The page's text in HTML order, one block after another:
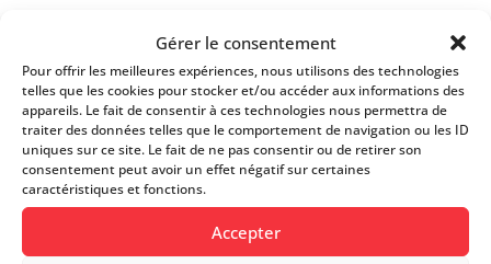
Gérer le consentement
Pour offrir les meilleures expériences, nous utilisons des technologies
telles que les cookies pour stocker et/ou accéder aux informations des
appareils. Le fait de consentir à ces technologies nous permettra de
traiter des données telles que le comportement de navigation ou les ID
uniques sur ce site. Le fait de ne pas consentir ou de retirer son
consentement peut avoir un effet négatif sur certaines
caractéristiques et fonctions.
Accepter
la mode afin de vous offrir une expérience
shopping inoubliable.
FICHE D’INFOS